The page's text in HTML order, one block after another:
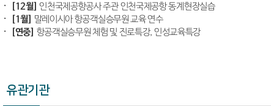
[12월] 인천국제공항공사 주관 인천국제공항 동계현장실습
[1월] 말레이시아 항공객실승무원 교육 연수
[연중] 항공객실승무원 체험 및 진로특강, 인성교육특강
유관기관